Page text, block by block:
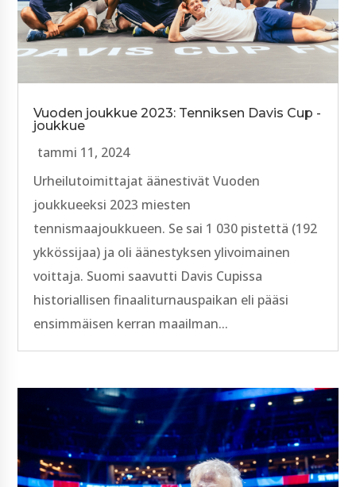
Vuoden joukkue 2023: Tenniksen Davis Cup -
joukkue
tammi 11, 2024
Urheilutoimittajat äänestivät Vuoden
joukkueeksi 2023 miesten
tennismaajoukkueen. Se sai 1 030 pistettä (192
ykkössijaa) ja oli äänestyksen ylivoimainen
voittaja. Suomi saavutti Davis Cupissa
historiallisen finaaliturnauspaikan eli pääsi
ensimmäisen kerran maailman...